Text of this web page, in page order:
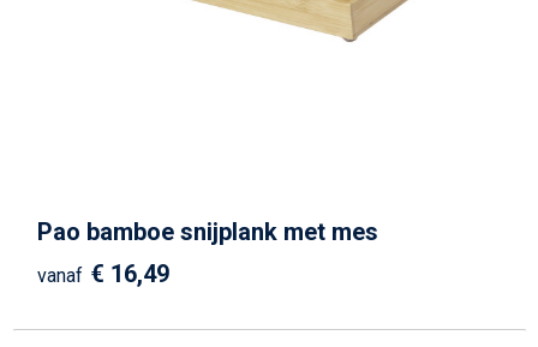
Pao bamboe snijplank met mes
vanaf € 16,49